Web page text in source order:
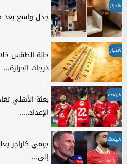
الأخبار
جدل واسع بعد
الأخبار
حالة الطقس
درجات الحرارة...
الرياضة
بعثة الأهلي
الإعداد.....
الرياضة
جيمي كاراجر
إلى...